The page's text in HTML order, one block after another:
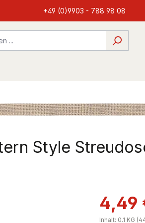
+49 (0)9903 - 788 98 08
Style
4,49
Inhalt: 0.1 KG